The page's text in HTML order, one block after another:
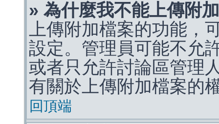
» 為什麼我不能上傳附
上傳附加檔案的功能，
設定。管理員可能不允
或者只允許討論區管理
有關於上傳附加檔案的
回頂端